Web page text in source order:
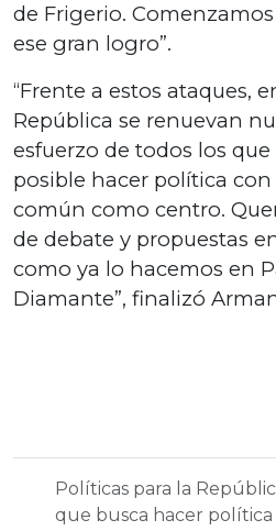
de Frigerio.
ese gran logro”.
“Frente a estos ataques,
República se renuevan
esfuerzo de todos los
posible hacer política
común como centro.
de debate y propuestas
como ya lo hacemos en
Diamante”, finalizó
Políticas para la
que busca hacer